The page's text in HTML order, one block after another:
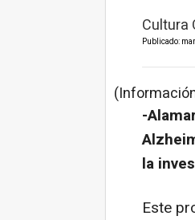
Cultura
Publicado:
-
la
Este